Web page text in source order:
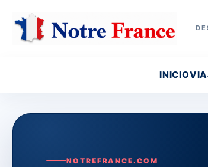
INICIO
NOTREFRANCE.COM